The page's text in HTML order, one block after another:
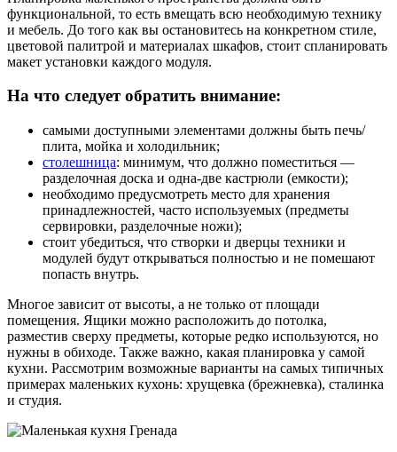
функциональной, то есть вмещать всю необходимую технику
и мебель. До того как вы остановитесь на конкретном стиле,
цветовой палитрой и материалах шкафов, стоит спланировать
макет установки каждого модуля.
На что следует обратить внимание:
самыми доступными элементами должны быть печь/
плита, мойка и холодильник;
столешница: минимум, что должно поместиться —
разделочная доска и одна-две кастрюли (емкости);
необходимо предусмотреть место для хранения
принадлежностей, часто используемых (предметы
сервировки, разделочные ножи);
стоит убедиться, что створки и дверцы техники и
модулей будут открываться полностью и не помешают
попасть внутрь.
Многое зависит от высоты, а не только от площади
помещения. Ящики можно расположить до потолка,
разместив сверху предметы, которые редко используются, но
нужны в обиходе. Также важно, какая планировка у самой
кухни. Рассмотрим возможные варианты на самых типичных
примерах маленьких кухонь: хрущевка (брежневка), сталинка
и студия.